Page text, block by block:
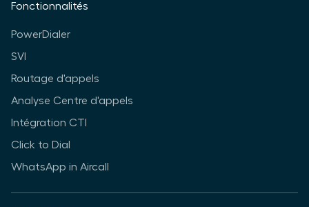
Fonctionnalités
PowerDialer
SVI
Routage d'appels
Analyse Centre d'appels
Intégration CTI
Click to Dial
WhatsApp in Aircall